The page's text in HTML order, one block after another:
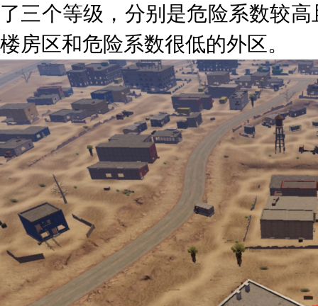
了三个等级，分别是危险系数较
楼房区和危险系数很低的外区。